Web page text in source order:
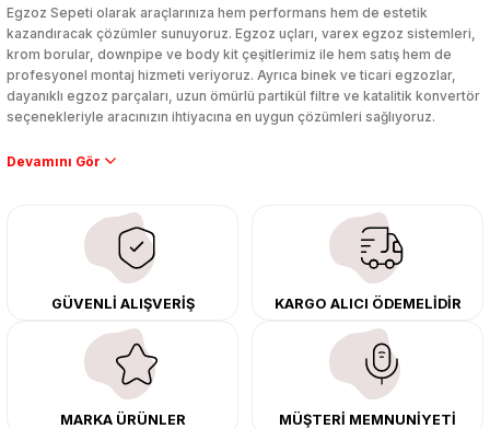
Egzoz Sepeti olarak araçlarınıza hem performans hem de estetik
kazandıracak çözümler sunuyoruz. Egzoz uçları, varex egzoz sistemleri,
krom borular, downpipe ve body kit çeşitlerimiz ile hem satış hem de
profesyonel montaj hizmeti veriyoruz. Ayrıca binek ve ticari egzozlar,
dayanıklı egzoz parçaları, uzun ömürlü partikül filtre ve katalitik konvertör
seçenekleriyle aracınızın ihtiyacına en uygun çözümleri sağlıyoruz.
Performans artışı isteyen sürücüler için özel performans egzozları ve
çıkma orijinal ürünler ile yenileyebilir, body kit uygulamalarıyla aracınızın
tasarımını ve aerodinamisini üst seviyeye taşıyabilirsiniz.
Tüm ürünlerimiz orijinal, dayanıklı ve uzun ömürlüdür. İstanbul’daki montaj
merkezimizde profesyonel montaj yapıyor, Türkiye’nin her yerine güvenli
kargo ile teslimat gerçekleştiriyoruz. Aracınıza değer katmak için doğru
adres: Egzoz Sepeti.
GÜVENLİ ALIŞVERİŞ KARGO ALICI ÖDEMELİDİR
MARKA ÜRÜNLER MÜŞTERİ MEMNUNİYETİ